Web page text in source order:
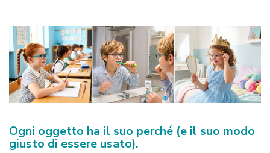
Ogni oggetto ha il suo perché (e il suo modo
giusto di essere usato).